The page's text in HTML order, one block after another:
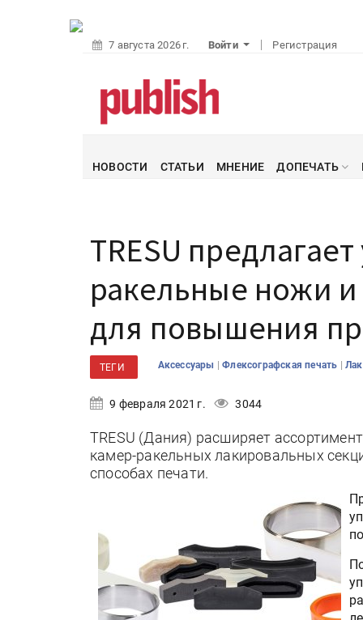
7 августа 2026 г. Войти Регистрация
НОВОСТИ СТАТЬИ МНЕНИЕ ДОПЕЧАТЬ
TRESU
ракельные ножи
для повышения
ТЕГИ Аксессуары |Флексографская печать |
9 февраля 2021 г. 3044
TRESU (Дания) расширяет
камер-ракельных лакировальных
способах печати.